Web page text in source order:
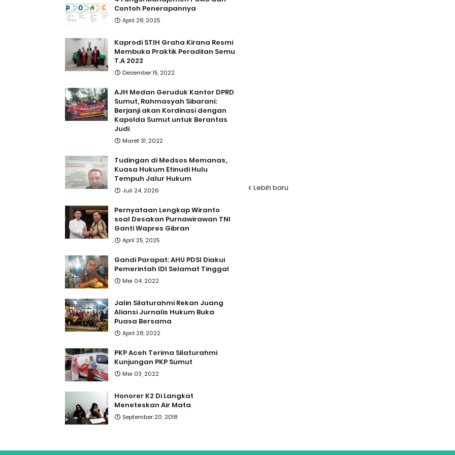
Lebih baru
Contoh Penerapannya
April 28, 2025
Kaprodi STIH Graha Kirana Resmi
Membuka Praktik Peradilan Semu
T.A 2022
Desember 15, 2022
AJH Medan Geruduk Kantor DPRD
Sumut, Rahmasyah Sibarani:
Berjanji akan Kordinasi dengan
Kapolda Sumut untuk Berantas
Judi
Maret 31, 2022
Tudingan di Medsos Memanas,
Kuasa Hukum Etinudi Hulu
Tempuh Jalur Hukum
Juli 24, 2026
Pernyataan Lengkap Wiranto
soal Desakan Purnawirawan TNI
Ganti Wapres Gibran
April 25, 2025
Gandi Parapat: AHU PDSI Diakui
Pemerintah IDI Selamat Tinggal
Mei 04, 2022
Jalin Silaturahmi Rekan Juang
Aliansi Jurnalis Hukum Buka
Puasa Bersama
April 28, 2022
PKP Aceh Terima Silaturahmi
Kunjungan PKP Sumut
Mei 03, 2022
Honorer K2 Di Langkat
Meneteskan Air Mata
September 20, 2018